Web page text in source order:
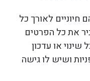
לאורך כל
את כל הפרטים
או עדכון
ושיש לו גישה